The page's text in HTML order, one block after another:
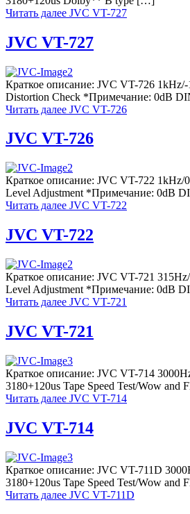
Читать далее JVC VT-727
JVC VT-727
Краткое описание: JVC VT-726
Distortion Check *Примечание: 0dB
Читать далее JVC VT-726
JVC VT-726
Краткое описание: JVC VT-722 1kHz/
Level Adjustment *Примечание: 0dB
Читать далее JVC VT-722
JVC VT-722
Краткое описание: JVC VT-721
Level Adjustment *Примечание: 0dB
Читать далее JVC VT-721
JVC VT-721
Краткое описание: JVC VT-714
3180+120us Tape Speed Test/Wow and
Читать далее JVC VT-714
JVC VT-714
Краткое описание: JVC VT-711D
3180+120us Tape Speed Test/Wow and
Читать далее JVC VT-711D